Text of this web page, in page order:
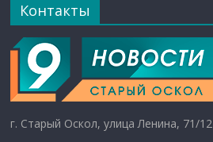
Контакты
г. Старый Оскол, улица Ленина, 71/12